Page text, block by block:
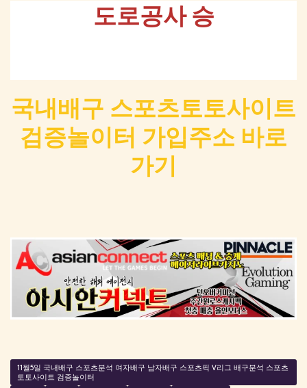
도로공사 승
국내배구 스포츠토토사이트
검증놀이터 가입주소 바로
가기
11월5일 국내배구 스포츠분석 여자배구 남자배구 스포츠픽 V리그 배구분석 스포츠
토토사이트 검증놀이터